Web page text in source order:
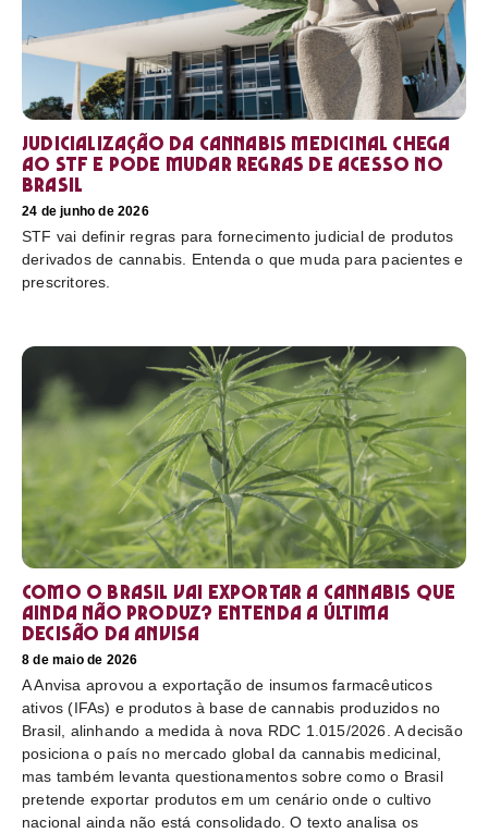
Judicialização da cannabis medicinal chega
ao STF e pode mudar regras de acesso no
Brasil
24 de junho de 2026
STF vai definir regras para fornecimento judicial de produtos
derivados de cannabis. Entenda o que muda para pacientes e
prescritores.
Como o Brasil vai exportar a cannabis que
ainda não produz? Entenda a última
decisão da Anvisa
8 de maio de 2026
A Anvisa aprovou a exportação de insumos farmacêuticos
ativos (IFAs) e produtos à base de cannabis produzidos no
Brasil, alinhando a medida à nova RDC 1.015/2026. A decisão
posiciona o país no mercado global da cannabis medicinal,
mas também levanta questionamentos sobre como o Brasil
pretende exportar produtos em um cenário onde o cultivo
nacional ainda não está consolidado. O texto analisa os